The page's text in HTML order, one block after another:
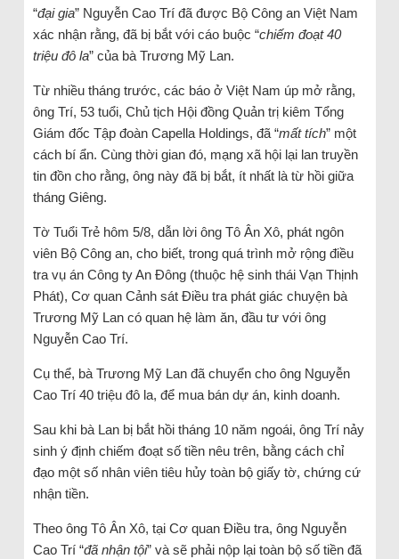
“đại gia” Nguyễn Cao Trí đã được Bộ Công an Việt Nam
xác nhận rằng, đã bị bắt với cáo buộc “chiếm đoạt 40
triệu đô la” của bà Trương Mỹ Lan.
Từ nhiều tháng trước, các báo ở Việt Nam úp mở rằng,
ông Trí, 53 tuổi, Chủ tịch Hội đồng Quản trị kiêm Tổng
Giám đốc Tập đoàn Capella Holdings, đã “mất tích” một
cách bí ẩn. Cùng thời gian đó, mạng xã hội lại lan truyền
tin đồn cho rằng, ông này đã bị bắt, ít nhất là từ hồi giữa
tháng Giêng.
Tờ Tuổi Trẻ hôm 5/8, dẫn lời ông Tô Ân Xô, phát ngôn
viên Bộ Công an, cho biết, trong quá trình mở rộng điều
tra vụ án Công ty An Đông (thuộc hệ sinh thái Vạn Thịnh
Phát), Cơ quan Cảnh sát Điều tra phát giác chuyện bà
Trương Mỹ Lan có quan hệ làm ăn, đầu tư với ông
Nguyễn Cao Trí.
Cụ thể, bà Trương Mỹ Lan đã chuyển cho ông Nguyễn
Cao Trí 40 triệu đô la, để mua bán dự án, kinh doanh.
Sau khi bà Lan bị bắt hồi tháng 10 năm ngoái, ông Trí nảy
sinh ý định chiếm đoạt số tiền nêu trên, bằng cách chỉ
đạo một số nhân viên tiêu hủy toàn bộ giấy tờ, chứng cứ
nhận tiền.
Theo ông Tô Ân Xô, tại Cơ quan Điều tra, ông Nguyễn
Cao Trí “đã nhận tội” và sẽ phải nộp lại toàn bộ số tiền đã